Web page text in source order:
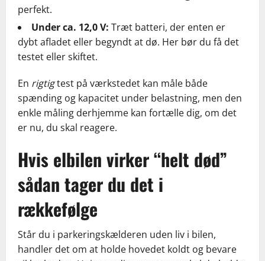
perfekt.
Under ca. 12,0 V: Træt batteri, der enten er
dybt afladet eller begyndt at dø. Her bør du få det
testet eller skiftet.
En rigtigtest på værkstedet kan måle både
spænding og kapacitet under belastning, men den
enkle måling derhjemme kan fortælle dig, om det
er nu, du skal reagere.
Hvis elbilen virker “helt død”
sådan tager du det i
rækkefølge
Står du i parkeringskælderen uden liv i bilen,
handler det om at holde hovedet koldt og bevare